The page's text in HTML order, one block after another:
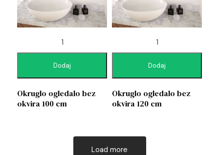
Dodaj
Okruglo ogledalo bez
okvira 100 cm
Dodaj
Okruglo ogledalo bez
okvira 120 cm
Load more